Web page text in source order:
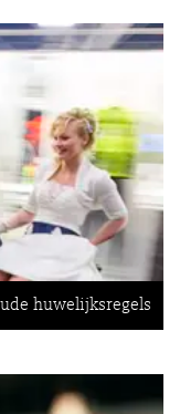
huwelijksregels